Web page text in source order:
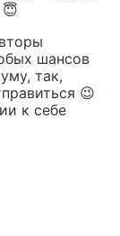
шансов
так,
😉
к себе